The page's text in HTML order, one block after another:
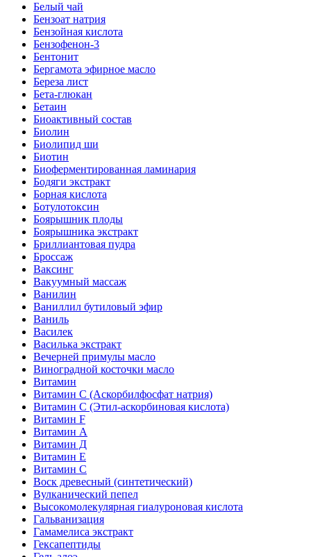
Белый чай
Бензоат натрия
Бензойная кислота
Бензофенон-3
Бентонит
Бергамота эфирное масло
Береза лист
Бета-глюкан
Бетаин
Биоактивный состав
Биолин
Биолипид ши
Биотин
Биоферментированная ламинария
Бодяги экстракт
Борная кислота
Ботулотоксин
Боярышник плоды
Боярышника экстракт
Бриллиантовая пудра
Броссаж
Ваксинг
Вакуумный массаж
Ванилин
Ваниллил бутиловый эфир
Ваниль
Василек
Василька экстракт
Вечерней примулы масло
Виноградной косточки масло
Витамин
Витамин C (Аскорбилфосфат натрия)
Витамин C (Этил-аскорбиновая кислота)
Витамин F
Витамин А
Витамин Д
Витамин Е
Витамин С
Воск древесный (синтетический)
Вулканический пепел
Высокомолекулярная гиалуроновая кислота
Гальванизация
Гамамелиса экстракт
Гексапептиды